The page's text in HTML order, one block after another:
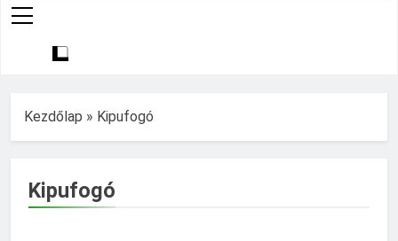
Kezdőlap » Kipufogó
Kipufogó